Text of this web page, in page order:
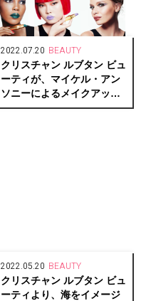
2022.07.20 BEAUTY
クリスチャン ルブタン ビュ
ーティが、マイケル・アン
ソニーによるメイクアップ
ルック「ルビルックス」を
2022.05.20 BEAUTY
クリスチャン ルブタン ビュ
ーティより、海をイメージ